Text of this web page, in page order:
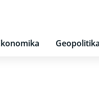
Geopolitika